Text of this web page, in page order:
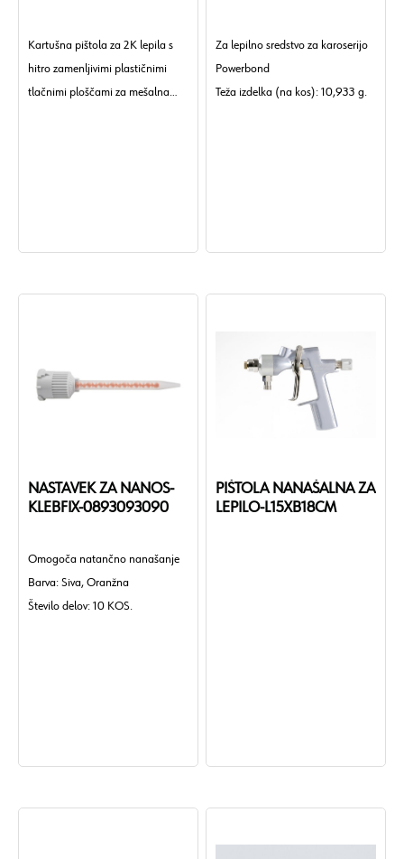
Kartušna pištola za 2K lepila s
hitro zamenljivimi plastičnimi
tlačnimi ploščami za mešalna
Za lepilno sredstvo za karoserijo
Powerbond
Teža izdelka (na kos): 10,933 g.
NASTAVEK ZA NANOS-
KLEBFIX-0893093090
Omogoča natančno nanašanje
Barva: Siva, Oranžna
Število delov: 10 KOS.
PIŠTOLA NANAŠALNA ZA
LEPILO-L15XB18CM